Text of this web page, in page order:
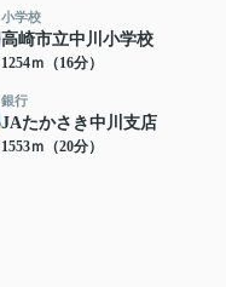
小学校
高崎市立中川小学校
1254ｍ（16分）
銀行
JAたかさき中川支店
1553ｍ（20分）